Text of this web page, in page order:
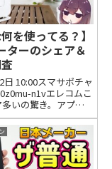
何を使ってる？】
ターのシェア＆
日 10:00スマサポチャ
n1vエレコムこ
いの驚き。アプリ
たら検知したIPアド
ブラウザ立ち上げ
だけしてくれるみた
驚きました。マウス
った...